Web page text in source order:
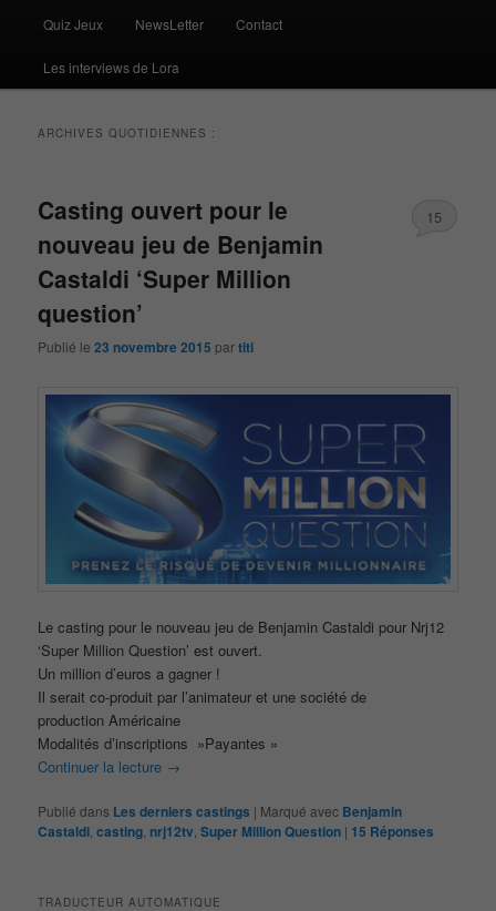
Quiz Jeux NewsLetter Contact
Les interviews de Lora
ARCHIVES QUOTIDIENNES :
Casting ouvert pour le
nouveau jeu de Benjamin
Castaldi ‘Super Million
question’
Publié le23 novembre 2015 partiti
15
Le casting pour le nouveau jeu de Benjamin Castaldi pour Nrj12
‘Super Million Question’ est ouvert.
Un million d’euros a gagner !
Il serait co-produit par l’animateur et une société de
production Américaine
Modalités d’inscriptions »Payantes »
Continuer la lecture →
Publié dans Les derniers castings | Marqué avec Benjamin
Castaldi ,casting nrj12tv ,Super Million Question | 15 Réponses
TRADUCTEUR AUTOMATIQUE